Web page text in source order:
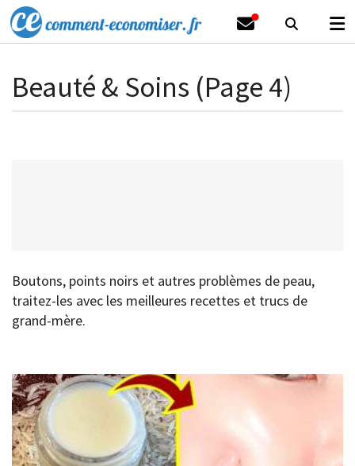
Beauté & Soins (Page 4)
Boutons, points noirs et autres problèmes de peau,
traitez-les avec les meilleures recettes et trucs de
grand-mère.